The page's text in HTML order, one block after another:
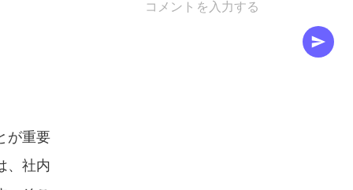
が重要
、社内